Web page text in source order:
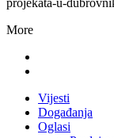
More
Vijesti
Događanja
Oglasi